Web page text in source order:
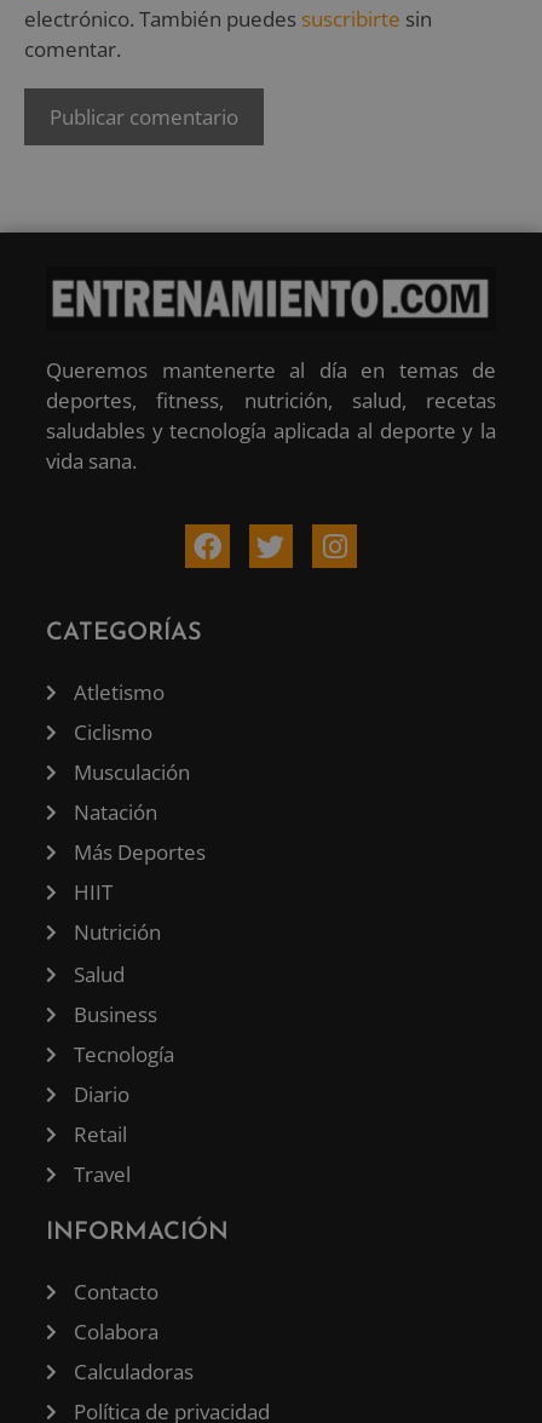
electrónico. También puedes suscribirte sin
comentar.
Queremos mantenerte al día en temas de
deportes, fitness, nutrición, salud, recetas
saludables y tecnología aplicada al deporte y la
vida sana.
CATEGORÍAS
Atletismo
Ciclismo
Musculación
Natación
Más Deportes
HIIT
Nutrición
Salud
Business
Tecnología
Diario
Retail
Travel
INFORMACIÓN
Contacto
Colabora
Calculadoras
Política de privacidad